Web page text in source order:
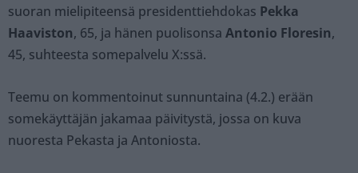
suoran mielipiteensä presidenttiehdokas Pekka
Haaviston, 65, ja hänen puolisonsa Antonio Floresin,
45, suhteesta somepalvelu X:ssä.
Teemu on kommentoinut sunnuntaina (4.2.) erään
somekäyttäjän jakamaa päivitystä, jossa on kuva
nuoresta Pekasta ja Antoniosta.